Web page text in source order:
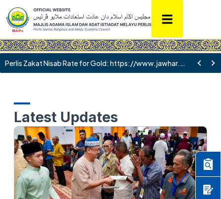
Perlis Zakat Nisab Rate for Gold: https://www.jawhar.gov.my/en/gold-market-price/
Latest Updates